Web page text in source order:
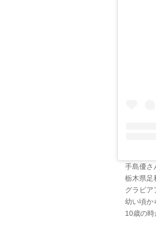
手島優
栃木県足
グラビア
幼い頃か
10歳の